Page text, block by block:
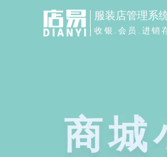
服装店管理系
收银.会员.进销
服装